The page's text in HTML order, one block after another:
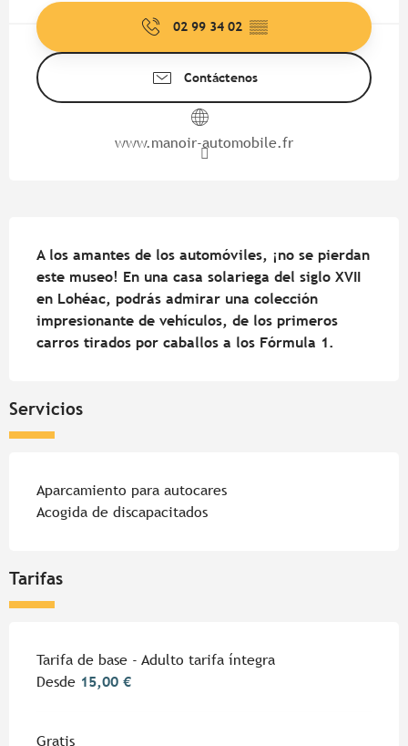
02 99 34 02 ▒▒
Contáctenos
www.manoir-automobile.fr
A los amantes de los automóviles, ¡no se pierdan
este museo! En una casa solariega del siglo XVII
en Lohéac, podrás admirar una colección
impresionante de vehículos, de los primeros
carros tirados por caballos a los Fórmula 1.
Servicios
Aparcamiento para autocares
Acogida de discapacitados
Tarifas
Tarifa de base - Adulto tarifa íntegra
Desde 15,00 €
Gratis